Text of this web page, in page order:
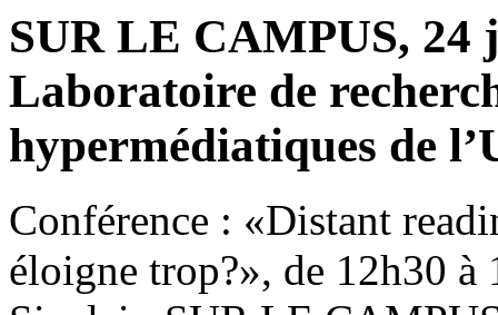
SUR LE CAMPUS, 24
Laboratoire de
hypermédiatiques de
Conférence : «Distant
éloigne trop?», de 12h30